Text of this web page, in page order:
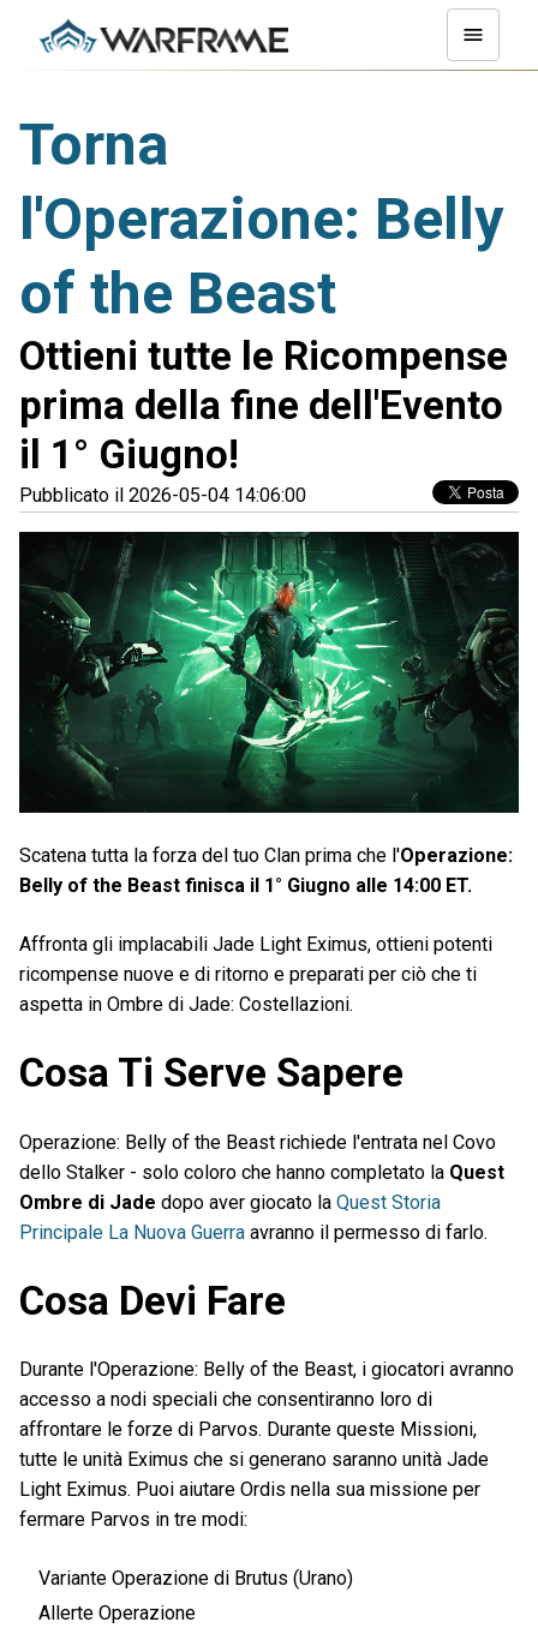
Torna
l'Operazione: Belly
of the Beast
Ottieni tutte le Ricompense
prima della fine dell'Evento
il 1° Giugno!
Pubblicato il 2026-05-04 14:06:00
Scatena tutta la forza del tuo Clan prima che l'Operazione:
Belly of the Beast finisca il 1° Giugno alle 14:00 ET.
Affronta gli implacabili Jade Light Eximus, ottieni potenti
ricompense nuove e di ritorno e preparati per ciò che ti
aspetta in Ombre di Jade: Costellazioni.
Cosa Ti Serve Sapere
Operazione: Belly of the Beast richiede l'entrata nel Covo
dello Stalker - solo coloro che hanno completato la Quest
Ombre di Jade dopo aver giocato la Quest Storia
Principale La Nuova Guerra avranno il permesso di farlo.
Cosa Devi Fare
Durante l'Operazione: Belly of the Beast, i giocatori avranno
accesso a nodi speciali che consentiranno loro di
affrontare le forze di Parvos. Durante queste Missioni,
tutte le unità Eximus che si generano saranno unità Jade
Light Eximus. Puoi aiutare Ordis nella sua missione per
fermare Parvos in tre modi:
Variante Operazione di Brutus (Urano)
Allerte Operazione